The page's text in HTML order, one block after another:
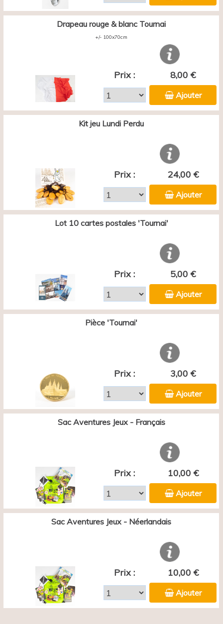
Drapeau rouge & blanc Tournai
+/- 100x70cm
Prix : 8,00 €
Ajouter
Kit jeu Lundi Perdu
Prix : 24,00 €
Ajouter
Lot 10 cartes postales 'Tournai'
Prix : 5,00 €
Ajouter
Pièce 'Tournai'
Prix : 3,00 €
Ajouter
Sac Aventures Jeux - Français
Prix : 10,00 €
Ajouter
Sac Aventures Jeux - Néerlandais
Prix : 10,00 €
Ajouter